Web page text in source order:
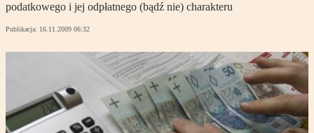
podatkowego i jej odpłatnego (bądź nie) charakteru
Publikacja: 16.11.2009 06:32